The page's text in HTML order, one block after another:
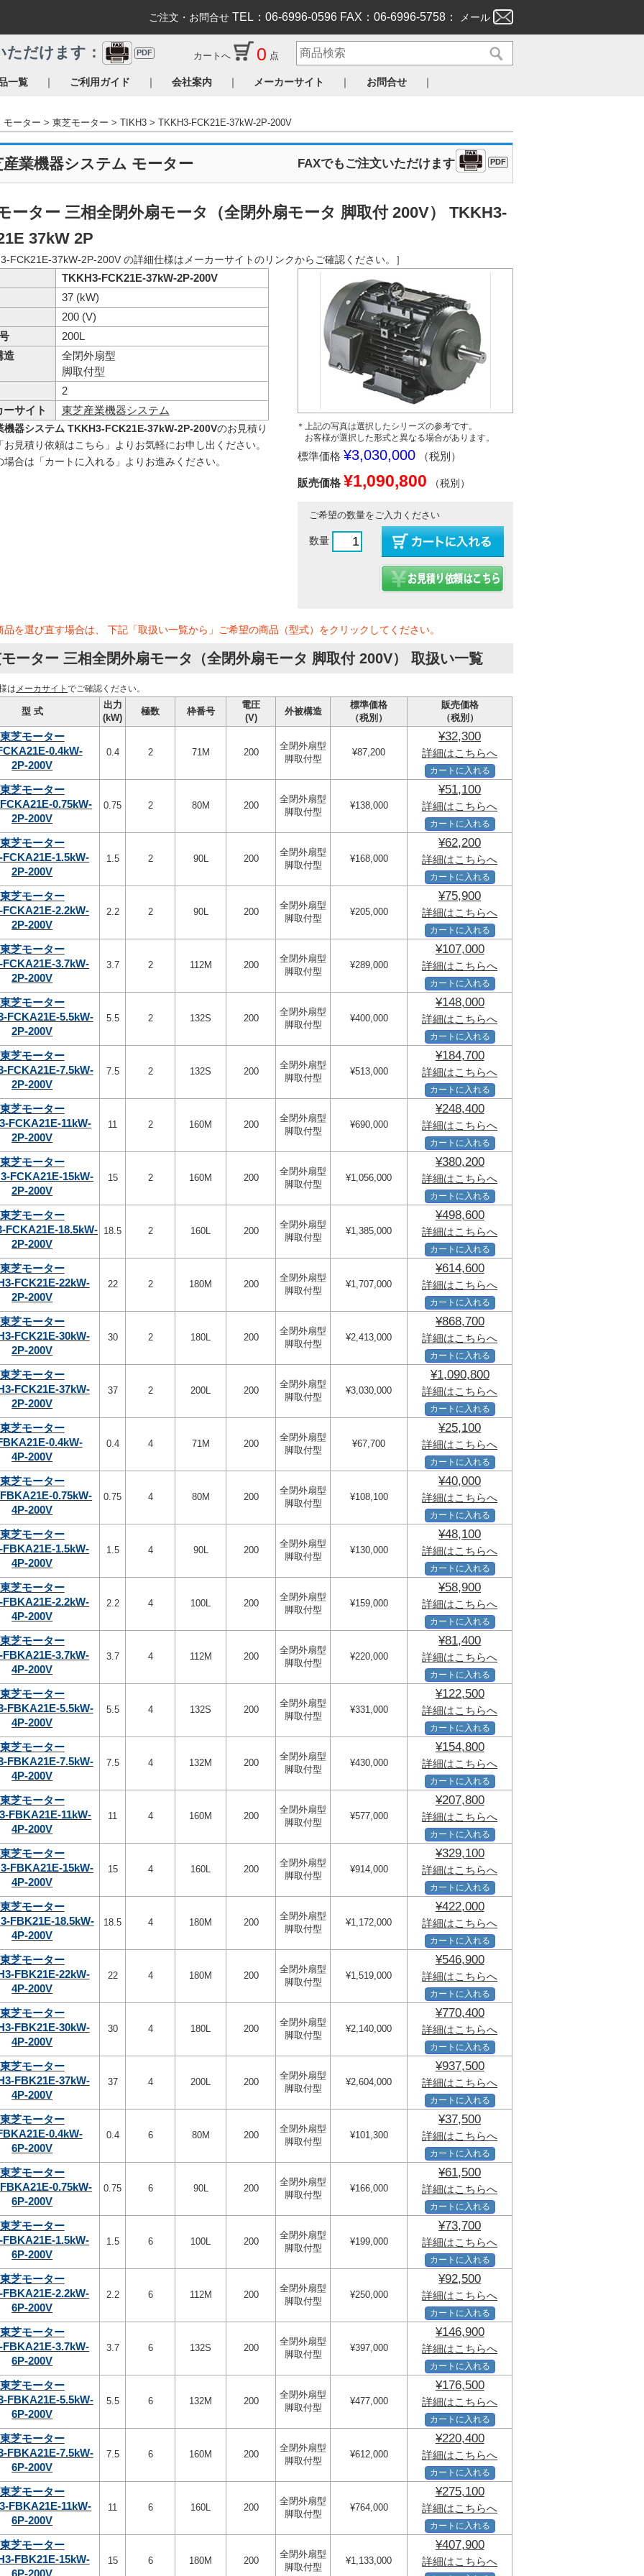
ご注文・お問合せ TEL：06-6996-0596 FAX：06-6996-5758： メール
一覧 ｜ ご利用ガイド ｜ 会社案内 ｜ メーカーサイト ｜ お問合せ ｜
だけます： PDF カートへ 0 点
モーター 東芝モーター TIKH3 TKKH3-FCK21E-37kW-2P-200V
産業機器システム モーター FAXでもご注文いただけます PDF
ーター 三相全閉外扇モータ（全閉外扇モータ 脚取付 200V） TKKH3-
37kW 2P
FCK21E-37kW-2P-200V の詳細仕様はメーカーサイトのリンクからご確認ください。］
＊上記の写真は選択したシリーズの参考です。
お客様が選択した形式と異なる場合があります。
標準価格 ¥3,030,000 （税別）
販売価格 ¥1,090,800 （税別）
ご希望の数量をご入力ください
数量
TKKH3-FCK21E-37kW-2P-200V
37 (kW)
200 (V)
200L
造
全閉外扇型
脚取付型
2
ーサイト
東芝産業機器システム
機器システム TKKH3-FCK21E-37kW-2P-200Vのお見積り
お見積り依頼はこちら」よりお気軽にお申し出ください。
場合は「カートに入れる」よりお進みください。
品を選び直す場合は、 下記「取扱い一覧から」ご希望の商品（型式）をクリックしてください。
ーター 三相全閉外扇モータ（全閉外扇モータ 脚取付 200V） 取扱い一覧
は メーカサイトでご確認ください。
型 式
出力
(kW)
極数 枠番号
電圧
(V)
外被構造
標準価格
（税別）
販売価格
（税別）
東芝モーター
0.4kW-
2P-200V
0.4 2 71M 200
全閉外扇型
脚取付型
¥87,200
¥32,300
詳細はこちらへ
カートに入れる
東芝モーター
0.75kW-
2P-200V
0.75 2 80M 200
全閉外扇型
脚取付型
¥138,000
¥51,100
詳細はこちらへ
カートに入れる
東芝モーター
FCKA21E-1.5kW-
2P-200V
1.5 2 90L 200
全閉外扇型
脚取付型
¥168,000
¥62,200
詳細はこちらへ
カートに入れる
東芝モーター
FCKA21E-2.2kW-
2P-200V
2.2 2 90L 200
全閉外扇型
脚取付型
¥205,000
¥75,900
詳細はこちらへ
カートに入れる
東芝モーター
FCKA21E-3.7kW-
2P-200V
3.7 2 112M 200
全閉外扇型
脚取付型
¥289,000
¥107,000
詳細はこちらへ
カートに入れる
東芝モーター
FCKA21E-5.5kW-
2P-200V
5.5 2 132S 200
全閉外扇型
脚取付型
¥400,000
¥148,000
詳細はこちらへ
カートに入れる
東芝モーター
FCKA21E-7.5kW-
2P-200V
7.5 2 132S 200
全閉外扇型
脚取付型
¥513,000
¥184,700
詳細はこちらへ
カートに入れる
東芝モーター
FCKA21E-11kW-
2P-200V
11 2 160M 200
全閉外扇型
脚取付型
¥690,000
¥248,400
詳細はこちらへ
カートに入れる
東芝モーター
FCKA21E-15kW-
2P-200V
15 2 160M 200
全閉外扇型
脚取付型
¥1,056,000
¥380,200
詳細はこちらへ
カートに入れる
東芝モーター
FCKA21E-18.5kW-
2P-200V
18.5 2 160L 200
全閉外扇型
脚取付型
¥1,385,000
¥498,600
詳細はこちらへ
カートに入れる
東芝モーター
FCK21E-22kW-
2P-200V
22 2 180M 200
全閉外扇型
脚取付型
¥1,707,000
¥614,600
詳細はこちらへ
カートに入れる
東芝モーター
FCK21E-30kW-
2P-200V
30 2 180L 200
全閉外扇型
脚取付型
¥2,413,000
¥868,700
詳細はこちらへ
カートに入れる
東芝モーター
FCK21E-37kW-
2P-200V
37 2 200L 200
全閉外扇型
脚取付型
¥3,030,000
¥1,090,800
詳細はこちらへ
カートに入れる
東芝モーター
0.4kW-
4P-200V
0.4 4 71M 200
全閉外扇型
脚取付型
¥67,700
¥25,100
詳細はこちらへ
カートに入れる
東芝モーター
0.75kW-
4P-200V
0.75 4 80M 200
全閉外扇型
脚取付型
¥108,100
¥40,000
詳細はこちらへ
カートに入れる
東芝モーター
FBKA21E-1.5kW-
4P-200V
1.5 4 90L 200
全閉外扇型
脚取付型
¥130,000
¥48,100
詳細はこちらへ
カートに入れる
東芝モーター
FBKA21E-2.2kW-
4P-200V
2.2 4 100L 200
全閉外扇型
脚取付型
¥159,000
¥58,900
詳細はこちらへ
カートに入れる
東芝モーター
FBKA21E-3.7kW-
4P-200V
3.7 4 112M 200
全閉外扇型
脚取付型
¥220,000
¥81,400
詳細はこちらへ
カートに入れる
東芝モーター
FBKA21E-5.5kW-
4P-200V
5.5 4 132S 200
全閉外扇型
脚取付型
¥331,000
¥122,500
詳細はこちらへ
カートに入れる
東芝モーター
FBKA21E-7.5kW-
4P-200V
7.5 4 132M 200
全閉外扇型
脚取付型
¥430,000
¥154,800
詳細はこちらへ
カートに入れる
東芝モーター
FBKA21E-11kW-
4P-200V
11 4 160M 200
全閉外扇型
脚取付型
¥577,000
¥207,800
詳細はこちらへ
カートに入れる
東芝モーター
FBKA21E-15kW-
4P-200V
15 4 160L 200
全閉外扇型
脚取付型
¥914,000
¥329,100
詳細はこちらへ
カートに入れる
東芝モーター
FBK21E-18.5kW-
4P-200V
18.5 4 180M 200
全閉外扇型
脚取付型
¥1,172,000
¥422,000
詳細はこちらへ
カートに入れる
東芝モーター
FBK21E-22kW-
4P-200V
22 4 180M 200
全閉外扇型
脚取付型
¥1,519,000
¥546,900
詳細はこちらへ
カートに入れる
東芝モーター
FBK21E-30kW-
4P-200V
30 4 180L 200
全閉外扇型
脚取付型
¥2,140,000
¥770,400
詳細はこちらへ
カートに入れる
東芝モーター
FBK21E-37kW-
4P-200V
37 4 200L 200
全閉外扇型
脚取付型
¥2,604,000
¥937,500
詳細はこちらへ
カートに入れる
東芝モーター
0.4kW-
6P-200V
0.4 6 80M 200
全閉外扇型
脚取付型
¥101,300
¥37,500
詳細はこちらへ
カートに入れる
東芝モーター
0.75kW-
6P-200V
0.75 6 90L 200
全閉外扇型
脚取付型
¥166,000
¥61,500
詳細はこちらへ
カートに入れる
東芝モーター
FBKA21E-1.5kW-
6P-200V
1.5 6 100L 200
全閉外扇型
脚取付型
¥199,000
¥73,700
詳細はこちらへ
カートに入れる
東芝モーター
FBKA21E-2.2kW-
6P-200V
2.2 6 112M 200
全閉外扇型
脚取付型
¥250,000
¥92,500
詳細はこちらへ
カートに入れる
東芝モーター
FBKA21E-3.7kW-
6P-200V
3.7 6 132S 200
全閉外扇型
脚取付型
¥397,000
¥146,900
詳細はこちらへ
カートに入れる
東芝モーター
FBKA21E-5.5kW-
6P-200V
5.5 6 132M 200
全閉外扇型
脚取付型
¥477,000
¥176,500
詳細はこちらへ
カートに入れる
東芝モーター
FBKA21E-7.5kW-
6P-200V
7.5 6 160M 200
全閉外扇型
脚取付型
¥612,000
¥220,400
詳細はこちらへ
カートに入れる
東芝モーター
FBKA21E-11kW-
6P-200V
11 6 160L 200
全閉外扇型
脚取付型
¥764,000
¥275,100
詳細はこちらへ
カートに入れる
東芝モーター
FBK21E-15kW-
6P-200V
15 6 180M 200
全閉外扇型
脚取付型
¥1,133,000
¥407,900
詳細はこちらへ